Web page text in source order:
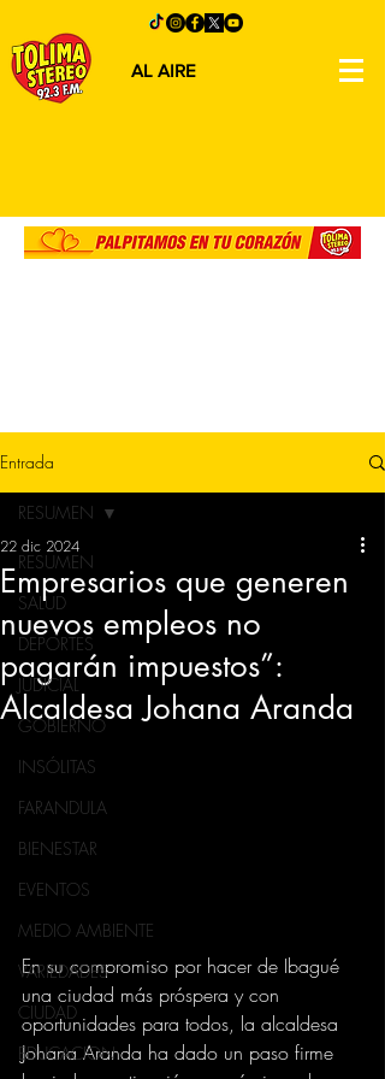
AL AIRE
Entrada
RESUMEN
SALUD
DEPORTES
JUDICIAL
GOBIERNO
INSÓLITAS
FARANDULA
BIENESTAR
EVENTOS
MEDIO AMBIENTE
VARIEDADES
CIUDAD
EDUCACION
RESUMEN
Empresarios que generen
nuevos empleos no
pagarán impuestos”:
Alcaldesa Johana Aranda
22 dic 2024
En su compromiso por hacer de Ibagué
una ciudad más próspera y con
oportunidades para todos, la alcaldesa
Johana Aranda ha dado un paso firme